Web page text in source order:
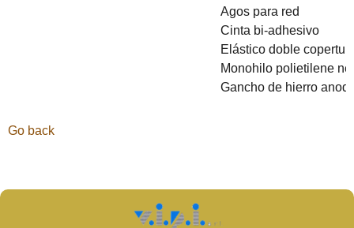
Agos para red
Cinta bi-adhesivo
Elástico doble
Monohilo polietilene
Gancho de hierro
Go back